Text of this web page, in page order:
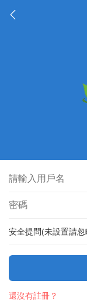
安全提問(未設置請忽
還沒有註冊？